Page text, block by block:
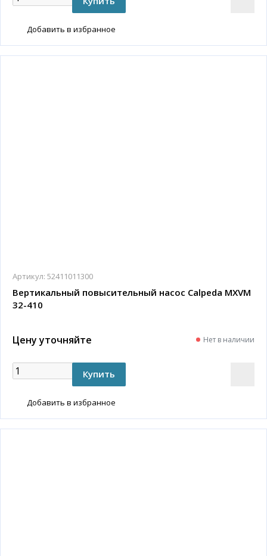
Добавить в избранное
Артикул: 52411011300
Вертикальный повысительный насос Calpeda MXVM
32-410
Цену уточняйте Нет в наличии
Добавить в избранное